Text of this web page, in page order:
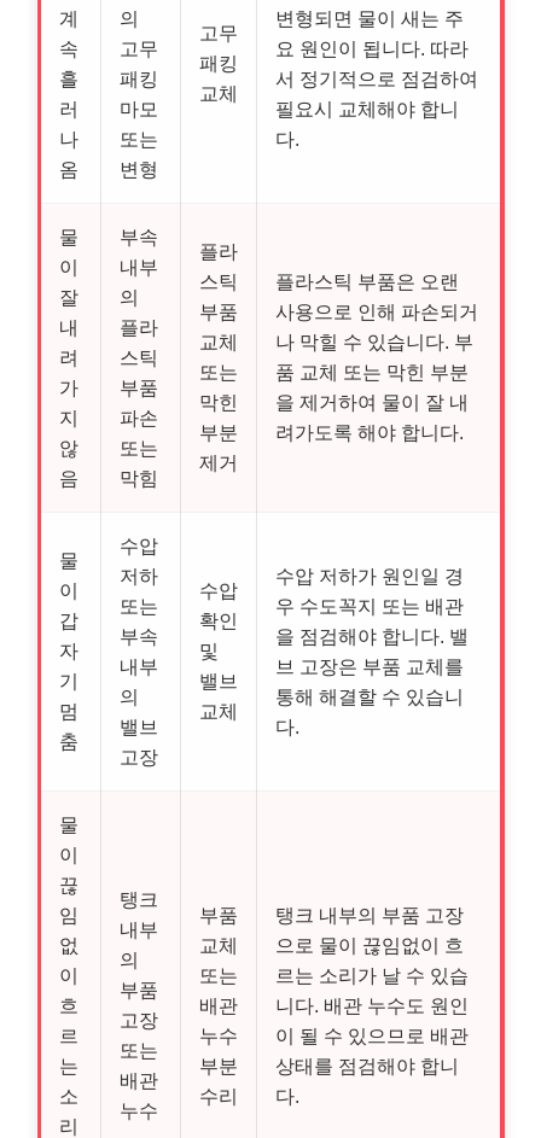
계
속
흘
러
나
옴
의
고무
패킹
마모
또는
변형
고무
패킹
교체
변형되면 물이 새는 주
요 원인이 됩니다. 따라
서 정기적으로 점검하여
필요시 교체해야 합니
다.
물
이
잘
내
려
가
지
않
음
부속
내부
의
플라
스틱
부품
파손
또는
막힘
플라
스틱
부품
교체
또는
막힌
부분
제거
플라스틱 부품은 오랜
사용으로 인해 파손되거
나 막힐 수 있습니다. 부
품 교체 또는 막힌 부분
을 제거하여 물이 잘 내
려가도록 해야 합니다.
물
이
갑
자
기
멈
춤
수압
저하
또는
부속
내부
의
밸브
고장
수압
확인
및
밸브
교체
수압 저하가 원인일 경
우 수도꼭지 또는 배관
을 점검해야 합니다. 밸
브 고장은 부품 교체를
통해 해결할 수 있습니
다.
물
이
끊
임
없
이
흐
르
는
소
리
탱크
내부
의
부품
고장
또는
배관
누수
부품
교체
또는
배관
누수
부분
수리
탱크 내부의 부품 고장
으로 물이 끊임없이 흐
르는 소리가 날 수 있습
니다. 배관 누수도 원인
이 될 수 있으므로 배관
상태를 점검해야 합니
다.